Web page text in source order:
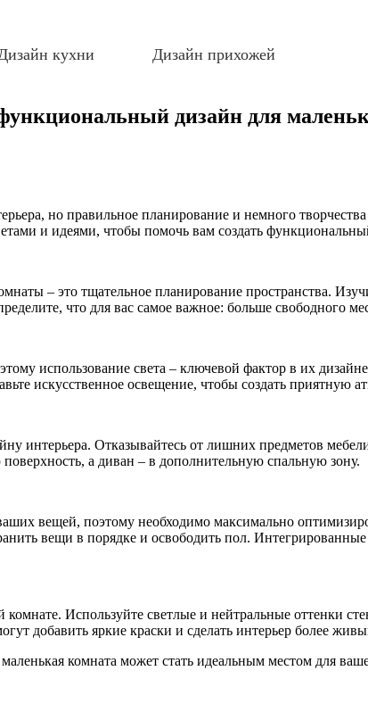
кухни Дизайн прихожей
дизайн для
но правильное планирование и немного
и идеями, чтобы помочь вам создать
– это тщательное планирование пространства.
что для вас самое важное: больше свободного
использование света – ключевой фактор в их
искусственное освещение, чтобы создать приятную
интерьера. Отказывайтесь от лишних предметов
а диван – в дополнительную спальную зону.
вещей, поэтому необходимо максимально
вещи в порядке и освободить пол.
Используйте светлые и нейтральные оттенки
добавить яркие краски и сделать интерьер более
комната может стать идеальным местом для